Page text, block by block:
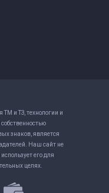
ТМ и ТЗ, технологии и
знаков, является
Наш сайт не
его для
целях.